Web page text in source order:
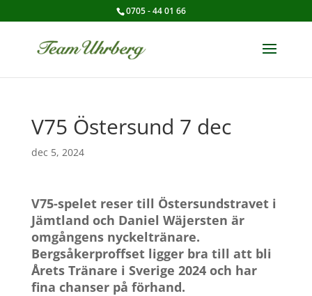
0705 - 44 01 66
V75 Östersund 7 dec
dec 5, 2024
V75-spelet reser till Östersundstravet i
Jämtland och Daniel Wäjersten är
omgångens nyckeltränare.
Bergsåkerproffset ligger bra till att bli
Årets Tränare i Sverige 2024 och har
fina chanser på förhand.